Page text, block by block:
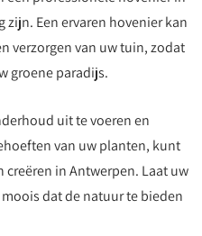
Een ervaren hovenier kan
verzorgen van uw tuin, zodat
groene paradijs.
uit te voeren en
van uw planten, kunt
in Antwerpen. Laat uw
dat de natuur te bieden